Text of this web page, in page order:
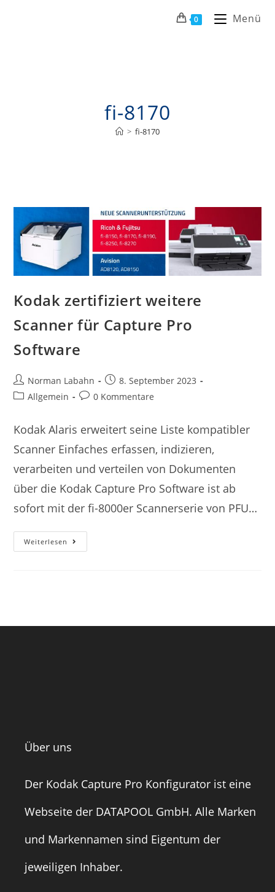
0 Menü
fi-8170
> fi-8170
Kodak zertifiziert weitere
Scanner für Capture Pro
Software
Norman Labahn
8. September 2023
Allgemein
0 Kommentare
Kodak Alaris erweitert seine Liste kompatibler
Scanner Einfaches erfassen, indizieren,
verarbeiten und verteilen von Dokumenten
über die Kodak Capture Pro Software ist ab
sofort mit der fi-8000er Scannerserie von PFU…
Weiterlesen
Über uns
Der Kodak Capture Pro Konfigurator ist eine
Webseite der DATAPOOL GmbH. Alle Marken
und Markennamen sind Eigentum der
jeweiligen Inhaber.